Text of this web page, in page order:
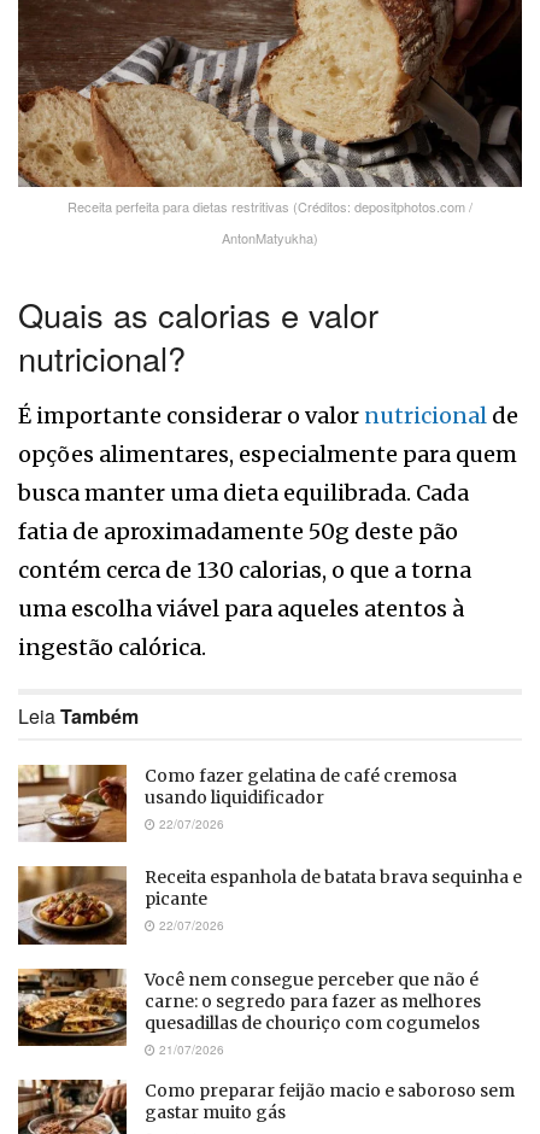
Receita perfeita para dietas restritivas (Créditos: depositphotos.com /
AntonMatyukha)
Quais as calorias e valor
nutricional?
É importante considerar o valor nutricional de
opções alimentares, especialmente para quem
busca manter uma dieta equilibrada. Cada
fatia de aproximadamente 50g deste pão
contém cerca de 130 calorias, o que a torna
uma escolha viável para aqueles atentos à
ingestão calórica.
LeiaTambém
Como fazer gelatina de café cremosa
usando liquidificador
22/07/2026
Receita espanhola de batata brava sequinha e
picante
22/07/2026
Você nem consegue perceber que não é
carne: o segredo para fazer as melhores
quesadillas de chouriço com cogumelos
21/07/2026
Como preparar feijão macio e saboroso sem
gastar muito gás